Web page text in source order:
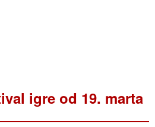
igre od 19. marta